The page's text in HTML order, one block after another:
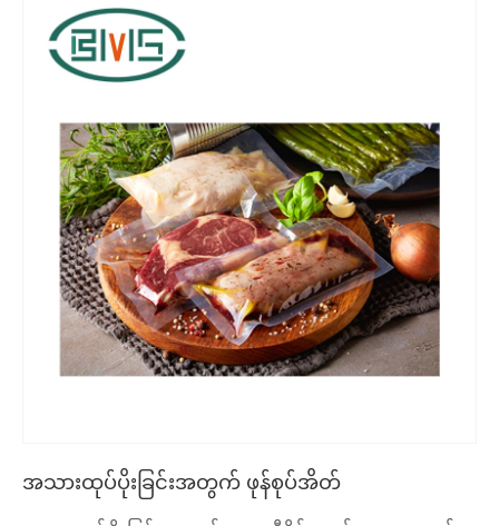
အသားထုပ်ပိုးခြင်းအတွက် ဖုန်စုပ်အိတ်